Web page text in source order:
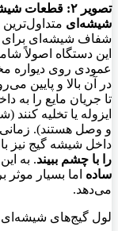
تصویر ۲: قطعات شیشه‌ای یک لول گیج رفلکس
شیشه‌ای
شفاف شیشه‌ای برای
این دستگاه اصولاً
عمودی روی دیواره
در آن بالا و پایین
تا جریان مایع را به
ایزوله یا تخلیه کنند
و وصل هستند).
داخل شیشه گیج نیز
را با چشم ببیند. به
ساده اما بسیار
می‌دهد.
لول گیج‌های شیشه‌ای